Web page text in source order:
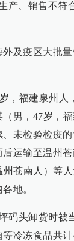
产、销售不符
及疫区大批
，福建泉州人
男，47岁，
未检验检疫
运输至温州苍
苍南人）等
地。
码头卸货时被
冷冻食品共计